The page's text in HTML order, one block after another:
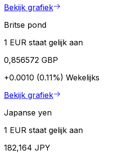
Bekijk grafiek
Britse pond
1 EUR staat gelijk aan
0,856572 GBP
+0.0010 (0.11%) Wekelijks
Bekijk grafiek
Japanse yen
1 EUR staat gelijk aan
182,164 JPY